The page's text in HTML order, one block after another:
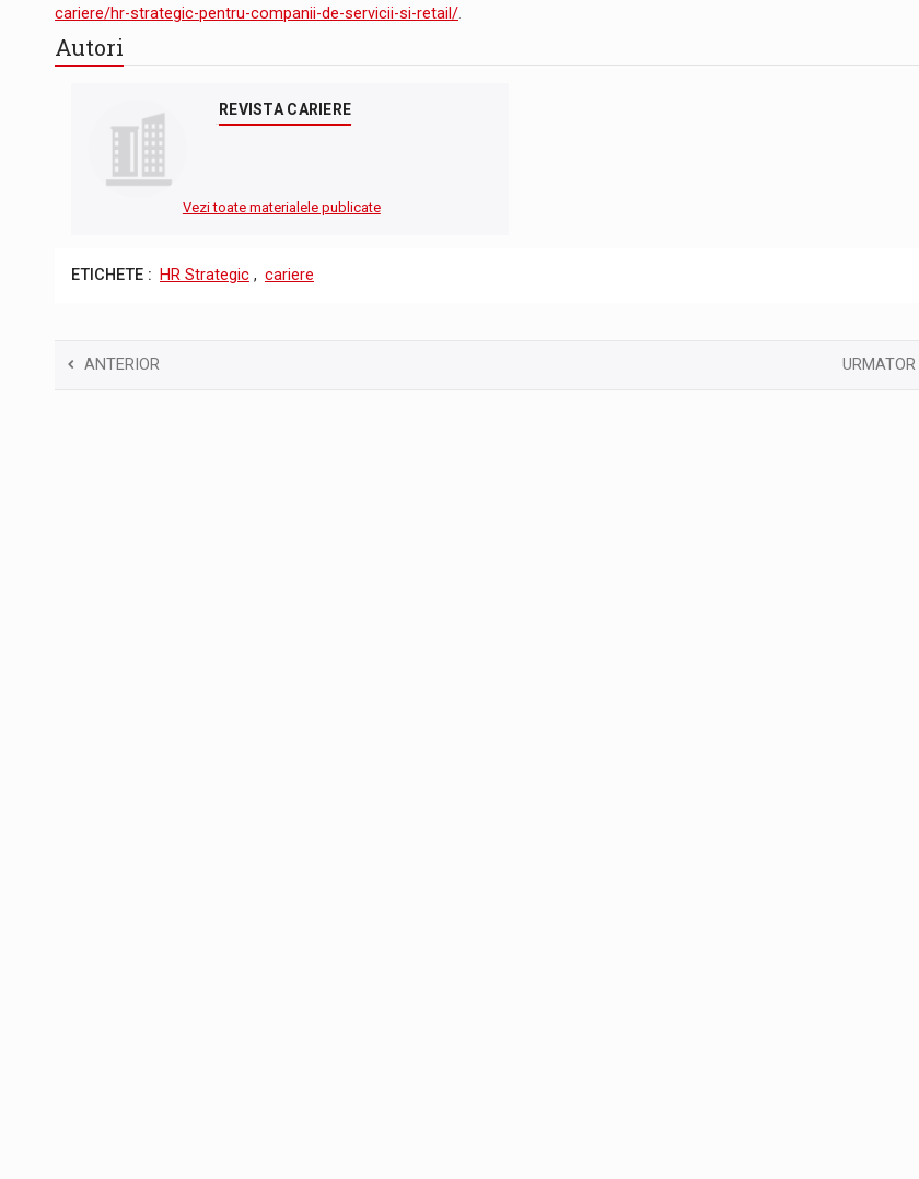
cariere/hr-strategic-pentru-companii-de-servicii-si-retail/.
Autori
REVISTA CARIERE
Vezi toate materialele publicate
ETICHETE : HR Strategic , cariere
ANTERIOR URMATOR